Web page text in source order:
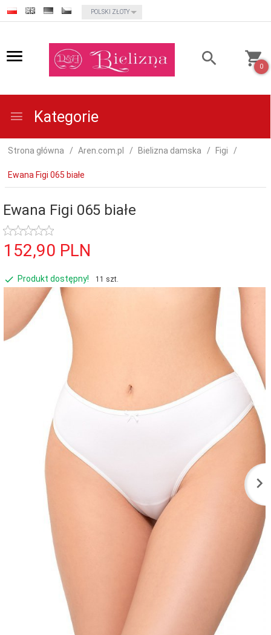
currency_h
POLSKI ZŁOTY
0
Kategorie
Strona główna Aren.com.pl Bielizna damska Figi
Ewana Figi 065 białe
Ewana Figi 065 białe
152,90 PLN
Produkt dostępny! 11 szt.